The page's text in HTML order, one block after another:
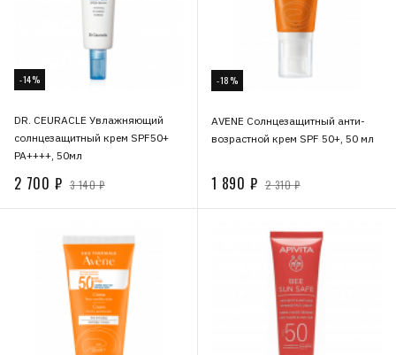
-14%
DR. CEURACLE Увлажняющий
солнцезащитный крем SPF50+
PA++++, 50мл
2 700 ₽ 3 140 ₽
-18%
AVENE Cолнцезащитный анти-
возрастной крем SPF 50+, 50 мл
1 890 ₽ 2 310 ₽